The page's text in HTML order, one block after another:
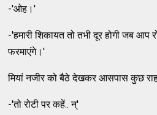
-'ओह।'
-'हमारी शिकायत तो तभी दूर होगी जब आप
फरमाएंगे।'
मियां नजीर को बैठे देखकर आसपास कुछ
-'तो रोटी पर कहें.. न्'